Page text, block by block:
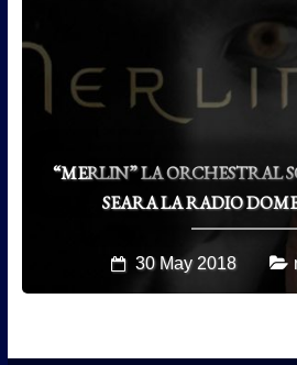
“MERLIN” LA ORCHESTRAL
SEARA LA RADIO
30 May 2018